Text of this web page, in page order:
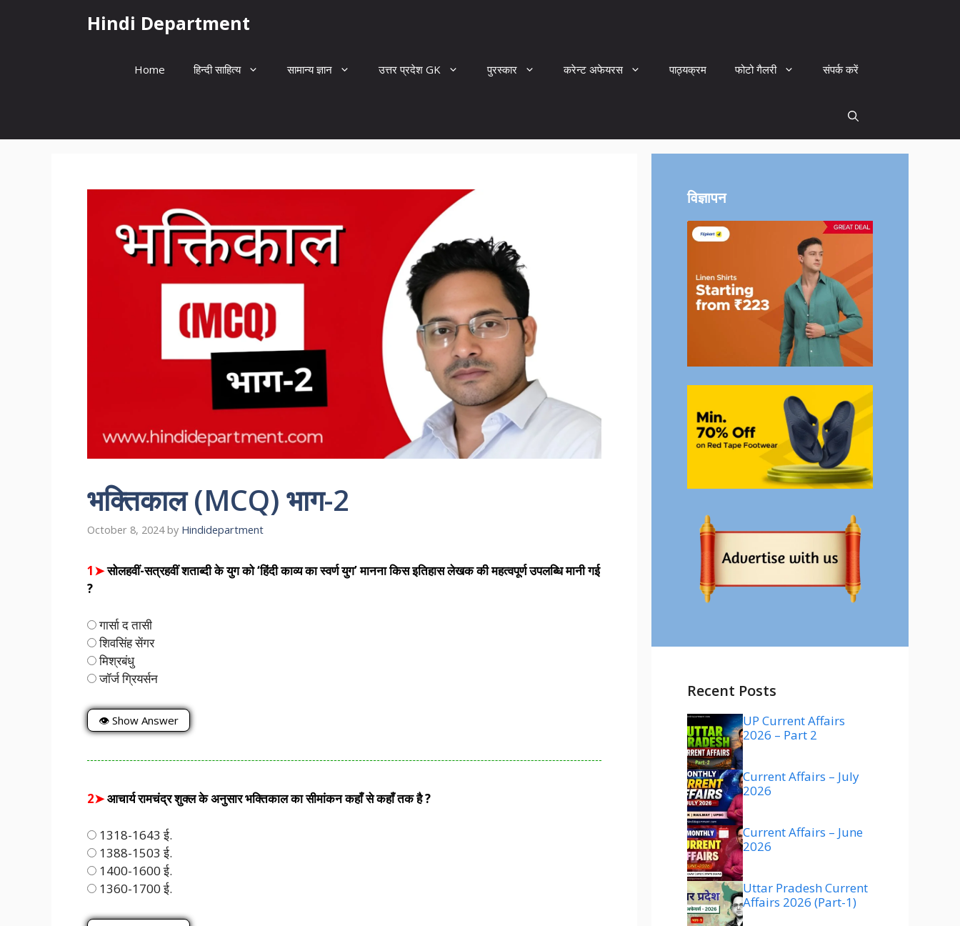
Hindi Department
Home हिन्दी साहित्य सामान्य ज्ञान उत्तर प्रदेश GK पुरस्कार करेन्ट अफेयरस पाठ्यक्रम फोटो गैलरी संपर्क करें
भक्तिकाल (MCQ) भाग-2
October 8, 2024 by Hindidepartment
1➤सोलहवीं-सत्रहवीं शताब्दी के युग को ‘हिंदी काव्य का स्वर्ण युग’ मानना किस इतिहास लेखक की महत्वपूर्ण उपलब्धि मानी गई
?
गार्सा द तासी
शिवसिंह सेंगर
मिश्रबंधु
जॉर्ज ग्रियर्सन
👁 Show Answer
2➤आचार्य रामचंद्र शुक्ल के अनुसार भक्तिकाल का सीमांकन कहाँ से कहाँ तक है ?
1318-1643 ई.
1388-1503 ई.
1400-1600 ई.
1360-1700 ई.
विज्ञापन
Recent Posts
UP Current Affairs
2026 – Part 2
Current Affairs – July
2026
Current Affairs – June
2026
Uttar Pradesh Current
Affairs 2026 (Part-1)